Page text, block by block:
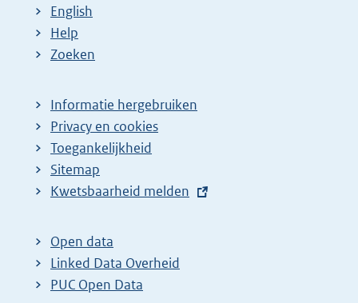
English
Help
Zoeken
Informatie hergebruiken
Privacy en cookies
Toegankelijkheid
Sitemap
E
t
e
r
Kwetsbaarheid melden
Open data
Linked Data Overheid
PUC Open Data